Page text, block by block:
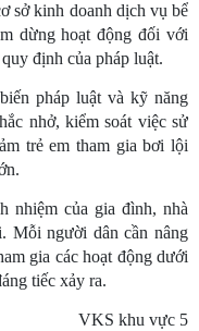
sở kinh doanh dịch vụ bể
dừng hoạt động đối với
định của pháp luật.
pháp luật và kỹ năng
nhở, kiểm soát việc sử
trẻ em tham gia bơi lội
nhiệm của gia đình, nhà
Mỗi người dân cần nâng
gia các hoạt động dưới
tiếc xảy ra.
VKS khu vực 5